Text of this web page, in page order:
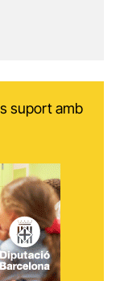
suport amb